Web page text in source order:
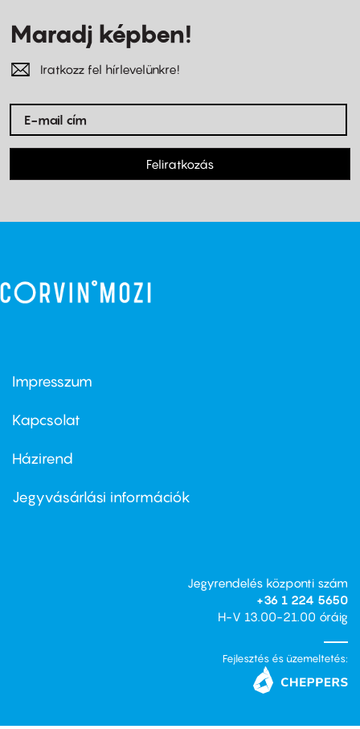
Maradj képben!
Iratkozz fel hírlevelünkre!
Feliratkozás
Footer
first
Impresszum
Kapcsolat
Footer
second
Házirend
Jegyvásárlási információk
Jegyrendelés központi szám
+36 1 224 5650
H-V 13.00-21.00 óráig
Fejlesztés és üzemeltetés: